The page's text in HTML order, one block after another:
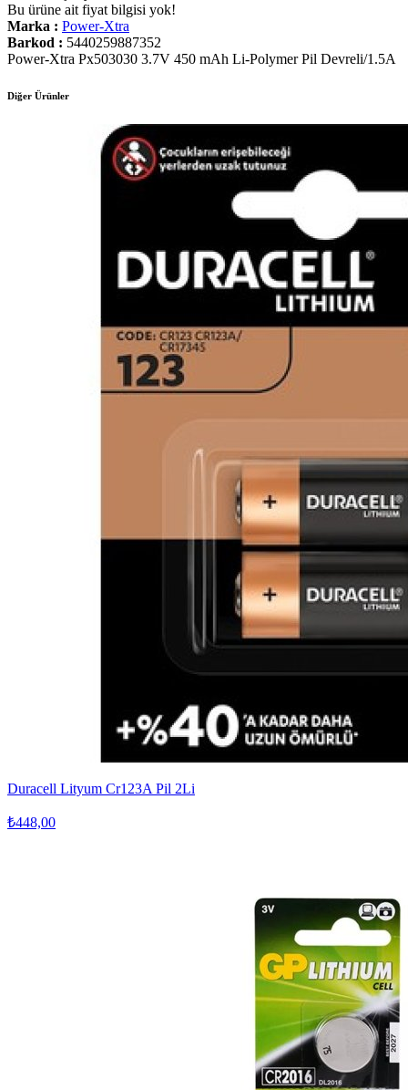
Bu ürüne ait fiyat bilgisi yok!
Marka : Power-Xtra
Barkod : 5440259887352
Power-Xtra Px503030 3.7V 450 mAh Li-Polymer Pil Devreli/1.5A
Diğer Ürünler
Duracell Lityum Cr123A Pil 2Li
₺448,00